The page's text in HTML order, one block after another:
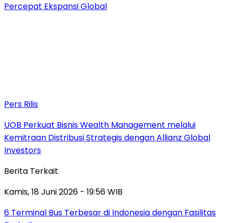
Percepat Ekspansi Global
Pers Rilis
UOB Perkuat Bisnis Wealth Management melalui
Kemitraan Distribusi Strategis dengan Allianz Global
Investors
Berita Terkait
Kamis, 18 Juni 2026 - 19:56 WIB
6 Terminal Bus Terbesar di Indonesia dengan Fasilitas